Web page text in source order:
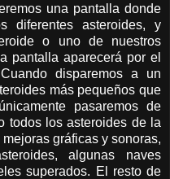
una pantalla donde
diferentes asteroides, y
o uno de nuestros
pantalla aparecerá por el
disparemos a un
más pequeños que
pasaremos de
todos los asteroides de la
gráficas y sonoras,
algunas naves
superados. El resto de